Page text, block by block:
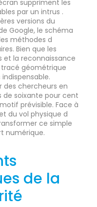
suppriment les
par un intrus .
versions du
Google, le schéma
méthodes d
Bien que les
et la reconnaissance
tracé géométrique
des chercheurs en
de soixante pour cent
prévisible. Face à
du vol physique d
ce simple
numérique.
de la